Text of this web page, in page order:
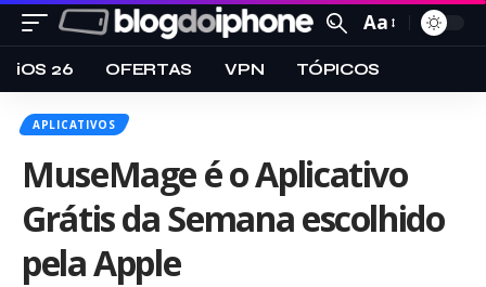
Aa
iOS 26 OFERTAS VPN TÓPICOS
APLICATIVOS
MuseMage é o Aplicativo
Grátis da Semana escolhido
pela Apple